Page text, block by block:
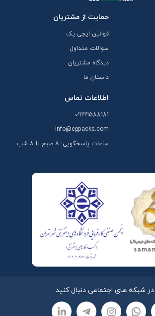
حمایت از مشتریان
قوانین ایجی پک
سوالات متداول
دیدگاه مشتریان
داستان ما
اطلاعات تماس
09199588181
info@egpacks.com
ساعات پاسخگویی: ۸ صبح تا ۸ شب
در شبکه های اجتماعی دنبال کنید